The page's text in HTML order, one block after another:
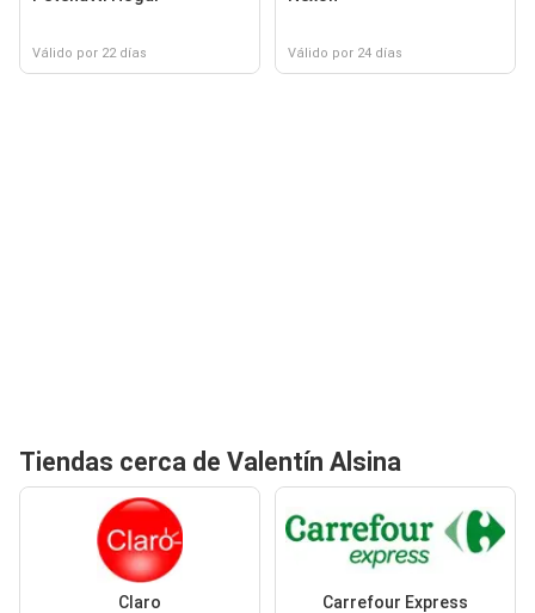
Válido por 22 días Válido por 24 días
Tiendas cerca de Valentín Alsina
Claro Carrefour Express